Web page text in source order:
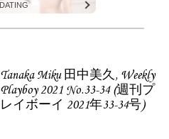
DATING
Tanaka Miku 田中美久, Weekly
Playboy 2021 No.33-34 (週刊プ
レイボーイ 2021年33-34号)